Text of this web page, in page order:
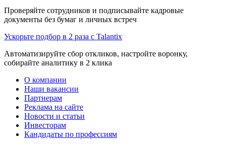
Проверяйте сотрудников и подписывайте кадровые
документы без бумаг и личных встреч
Ускорьте подбор в 2 раза с Talantix
Автоматизируйте сбор откликов, настройте воронку,
собирайте аналитику в 2 клика
О компании
Наши вакансии
Партнерам
Реклама на сайте
Новости и статьи
Инвесторам
Кандидаты по профессиям